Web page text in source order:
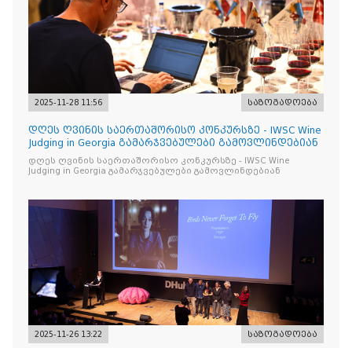
2025-11-28 11:56 საზოგადოება
დღეს ღვინის საერთაშორისო კონკურსზე - IWSC Wine
Judging in Georgia გამარჯვებულები გამოვლინდებიან
დღეს ღვინის საერთაშორისო კონკურსზე - IWSC Wine
Judging in Georgia გამარჯვებულები გამოვლინდებიან
2025-11-26 13:22 საზოგადოება